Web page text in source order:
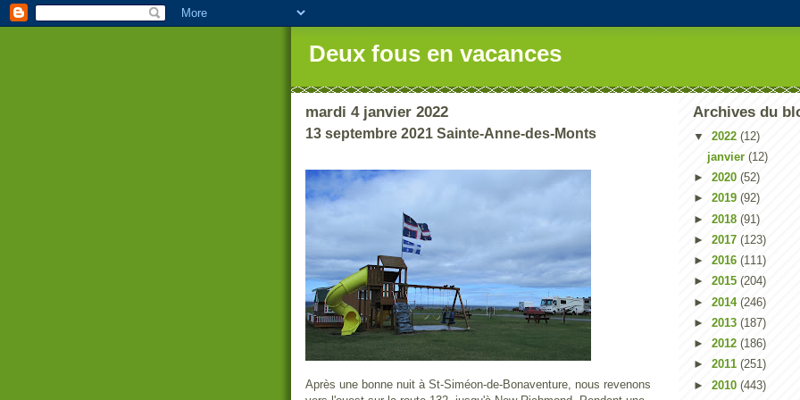
Deux fous en vacances
mardi 4 janvier 2022
13 septembre 2021 Sainte-Anne-des-Monts
Après une bonne nuit à St-Siméon-de-Bonaventure, nous revenons
Archives du
▼ 2022 (12)
janvier (12)
► 2020 (52)
► 2019 (92)
► 2018 (91)
► 2017 (123)
► 2016 (111)
► 2015 (204)
► 2014 (246)
► 2013 (187)
► 2012 (186)
► 2011 (251)
► 2010 (443)